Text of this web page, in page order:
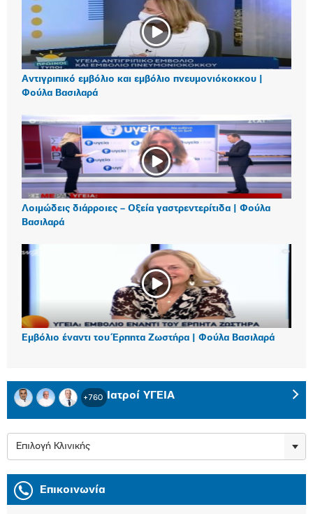
Αντιγριπικό εμβόλιο και εμβόλιο πνευμονιόκοκκου |
Φούλα Βασιλαρά
Λοιμώδεις διάρροιες – Οξεία γαστρεντερίτιδα | Φούλα
Βασιλαρά
Εμβόλιο έναντι του Έρπητα Ζωστήρα | Φούλα Βασιλαρά
+760 Ιατροί ΥΓΕΙΑ
Επιλογή Κλινικής
Επικοινωνία